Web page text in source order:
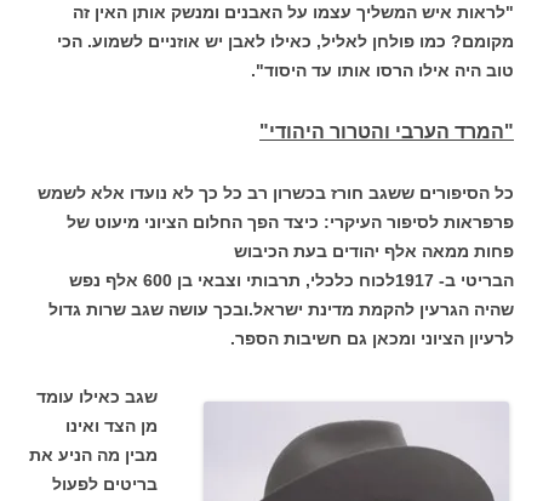
"לראות איש המשליך עצמו על האבנים ומנשק אותן האין זה
מקומם? כמו פולחן לאליל, כאילו לאבן יש אוזניים לשמוע. הכי
טוב היה אילו הרסו אותו עד היסוד".
"המרד הערבי והטרור היהודי"
כל הסיפורים ששגב חורז בכשרון רב כל כך לא נועדו אלא לשמש
פרפראות לסיפור העיקרי: כיצד הפך החלום הציוני מיעוט של
פחות ממאה אלף יהודים בעת הכיבוש
הבריטי ב- 1917לכוח כלכלי, תרבותי וצבאי בן 600 אלף נפש
שהיה הגרעין להקמת מדינת ישראל.ובכך עושה שגב שרות גדול
לרעיון הציוני ומכאן גם חשיבות הספר.
שגב כאילו עומד
מן הצד ואינו
מבין מה הניע את
בריטים לפעול